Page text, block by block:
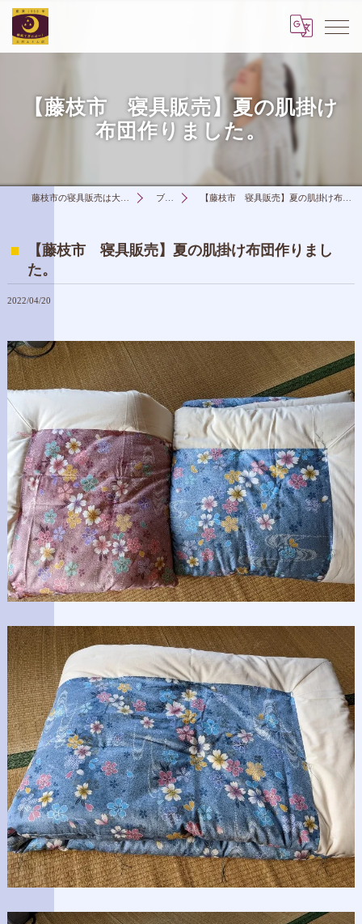
【藤枝市 寝具販売】夏の肌掛け
布団作りました。
藤枝市の寝具販売は大石ふとん店 ブログ 【藤枝市 寝具販売】夏の肌掛け布団作りました。
【藤枝市 寝具販売】夏の肌掛け布団作りまし
た。
2022/04/20